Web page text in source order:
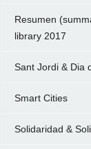
Resumen
library 2017
Sant Jordi & Dia
Smart Cities
Solidaridad &